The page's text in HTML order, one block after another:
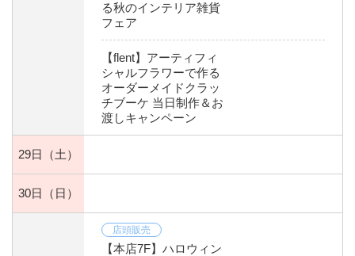
る秋のインテリア雑貨
フェア
【flent】アーティフィ
シャルフラワーで作る
オーダーメイドクラッ
チブーケ 当日制作＆お
渡しキャンペーン
29日 （土）
30日 （日）
店頭販売
【本店7F】ハロウィン